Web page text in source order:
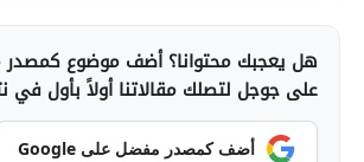
هل يعجبك محتوانا؟ أضف موضوع
على جوجل لتصلك مقالاتنا أولاً بأول في
أضف كمصدر مفضل على Google